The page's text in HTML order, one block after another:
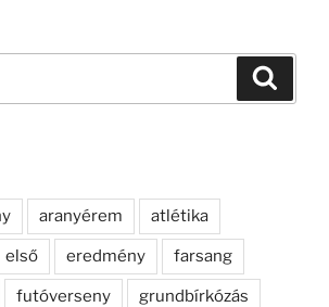
aranyérem atlétika
első eredmény farsang
futóverseny grundbírkózás